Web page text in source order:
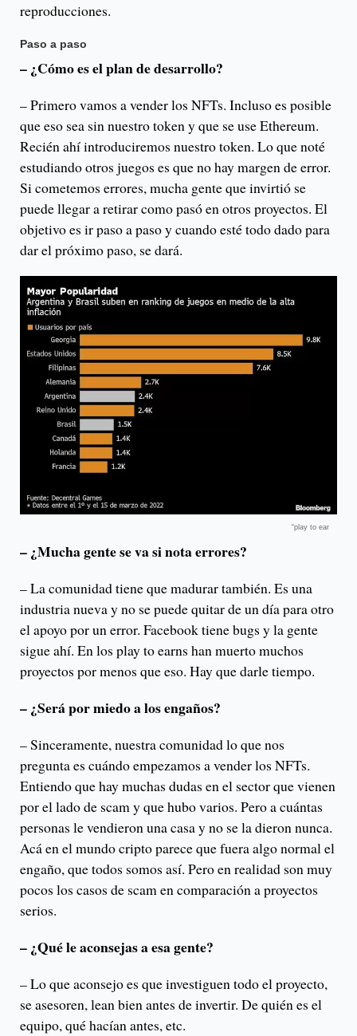
reproducciones.
Paso a paso
– ¿Cómo es el plan de desarrollo?
– Primero vamos a vender los NFTs. Incluso es posible
que eso sea sin nuestro token y que se use Ethereum.
Recién ahí introduciremos nuestro token. Lo que noté
estudiando otros juegos es que no hay margen de error.
Si cometemos errores, mucha gente que invirtió se
puede llegar a retirar como pasó en otros proyectos. El
objetivo es ir paso a paso y cuando esté todo dado para
dar el próximo paso, se dará.
“play to ear
– ¿Mucha gente se va si nota errores?
– La comunidad tiene que madurar también. Es una
industria nueva y no se puede quitar de un día para otro
el apoyo por un error. Facebook tiene bugs y la gente
sigue ahí. En los play to earns han muerto muchos
proyectos por menos que eso. Hay que darle tiempo.
– ¿Será por miedo a los engaños?
– Sinceramente, nuestra comunidad lo que nos
pregunta es cuándo empezamos a vender los NFTs.
Entiendo que hay muchas dudas en el sector que vienen
por el lado de scam y que hubo varios. Pero a cuántas
personas le vendieron una casa y no se la dieron nunca.
Acá en el mundo cripto parece que fuera algo normal el
engaño, que todos somos así. Pero en realidad son muy
pocos los casos de scam en comparación a proyectos
serios.
– ¿Qué le aconsejas a esa gente?
– Lo que aconsejo es que investiguen todo el proyecto,
se asesoren, lean bien antes de invertir. De quién es el
equipo, qué hacían antes, etc.